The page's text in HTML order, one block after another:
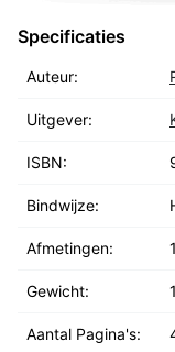
Fermentation‘We
jarenlange
Ik ben zeer
nu toegang
Specificaties
Auteur:
Uitgever:
ISBN:
Bindwijze:
Afmetingen:
Gewicht:
Aantal Pagina's: